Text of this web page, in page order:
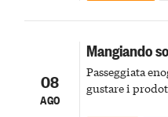
08
AGO
Mangiando
Passeggiata
gustare i